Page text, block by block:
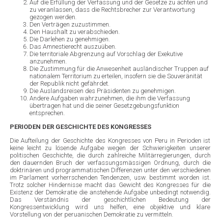
Auf die Erfüllung der Verfassung und der Gesetze zu achten und
zu veranlassen, dass die Rechtsbrecher zur Verantwortung
gezogen werden.
Den Verträgen zuzustimmen.
Den Haushalt zu verabschieden.
Die Darlehen zu genehmigen.
Das Amnestierecht auszuüben.
Die territoriale Abgrenzung auf Vorschlag der Exekutive
anzunehmen.
Die Zustimmung für die Anwesenheit ausländischer Truppen auf
nationalem Territorium zu erteilen, insofern sie die Souveränität
der Republik nicht gefährdet.
Die Auslandsreisen des Präsidenten zu genehmigen.
Andere Aufgaben wahrzunehmen, die ihm die Verfassung
übertragen hat und die seiner Gesetzgebungsfunktion
entsprechen.
PERIODEN DER GESCHICHTE DES KONGRESSES
Die Aufteilung der Geschichte des Kongresses von Peru in Perioden ist
keine leicht zu lösende Aufgabe wegen der Schwierigkeiten unserer
politischen Geschichte, die durch zahlreiche Militärregierungen, durch
den dauernden Bruch der verfassungsmässigen Ordnung, durch die
doktrinären und programmatischen Differenzen unter den verschiedenen
im Parlament vorherrschenden Tendenzen, usw. bestimmt worden ist.
Trotz solcher Hindernisse macht das Gewicht des Kongresses für die
Existenz der Demokratie die anstehende Aufgabe unbedingt notwendig.
Das Verständnis der geschichtlichen Bedeutung der
Kongressentwicklung wird uns helfen, eine objektive und klare
Vorstellung von der peruanischen Demokratie zu vermitteln.